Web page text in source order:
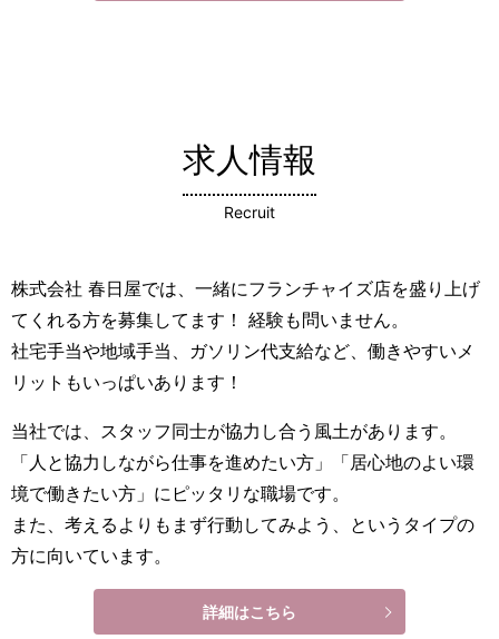
求人情報
Recruit
株式会社 春日屋では、一緒にフランチャイズ店を盛り上げ
てくれる方を募集してます！ 経験も問いません。
社宅手当や地域手当、ガソリン代支給など、働きやすいメ
リットもいっぱいあります！
当社では、スタッフ同士が協力し合う風土があります。
「人と協力しながら仕事を進めたい方」「居心地のよい環
境で働きたい方」にピッタリな職場です。
また、考えるよりもまず行動してみよう、というタイプの
方に向いています。
詳細はこちら